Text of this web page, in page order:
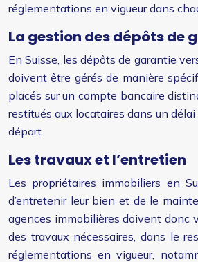
réglementations en vigueur dans
La gestion des dépôts de
En Suisse, les dépôts de garantie
doivent être gérés de manière
placés sur un compte bancaire
restitués aux locataires dans un
départ.
Les travaux et l’entretien
Les propriétaires immobiliers en
d’entretenir leur bien et de le
agences immobilières doivent donc
des travaux nécessaires, dans le
réglementations en vigueur,